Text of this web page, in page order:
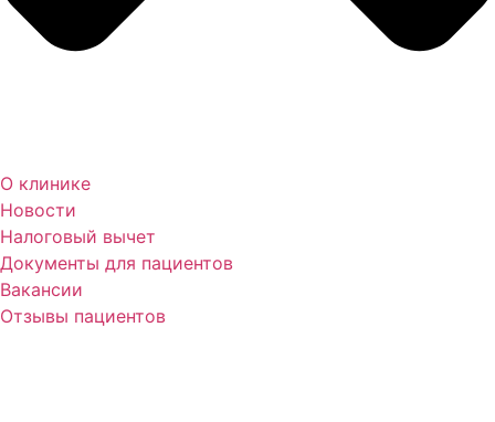
О клинике
Новости
Налоговый вычет
Документы для пациентов
Вакансии
Отзывы пациентов